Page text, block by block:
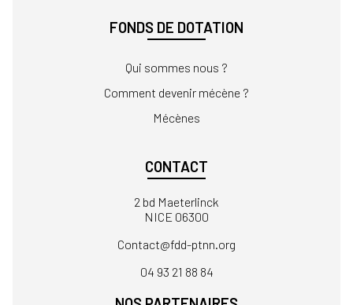
FONDS DE DOTATION
Qui sommes nous ?
Comment devenir mécène ?
Mécènes
CONTACT
2 bd Maeterlinck
NICE 06300
Contact
04 93 21 88 84